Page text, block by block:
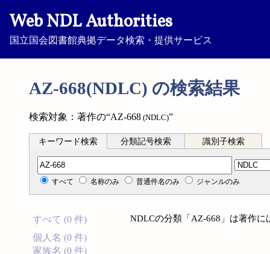
Web NDL Authorities
国立国会図書館典拠データ検索・提供サービス
AZ-668(NDLC) の検索結果
検索対象：著作の“AZ-668 (NDLC)”
キーワード検索 分類記号検索 識別子検索
分類記号検索
すべて 名称のみ 普通件名のみ ジャンルのみ
すべて (0 件)
個人名 (0 件)
家族名 (0 件)
NDLCの分類「AZ-668」は著作